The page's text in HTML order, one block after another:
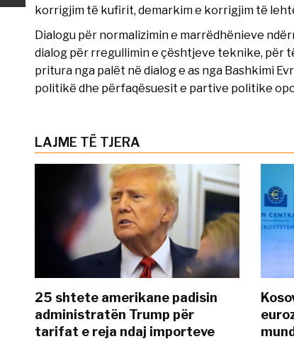
korrigjim të kufirit, demarkim e korrigjim të
Dialogu për normalizimin e marrëdhënieve
dialog për rregullimin e çështjeve teknike, për
pritura nga palët në dialog e as nga Bashkimi
politikë dhe përfaqësuesit e partive politike
LAJME TË TJERA
25 shtete amerikane padisin
administratën Trump për
tarifat e reja ndaj importeve